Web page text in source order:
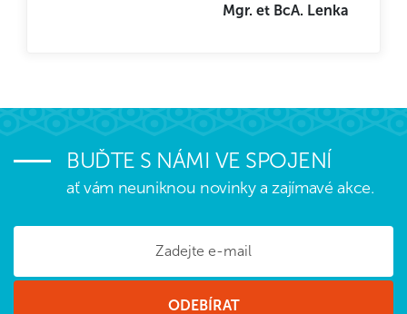
Mgr. et BcA. Lenka
BUĎTE S NÁMI VE SPOJENÍ
ať vám neuniknou novinky a zajímavé akce.